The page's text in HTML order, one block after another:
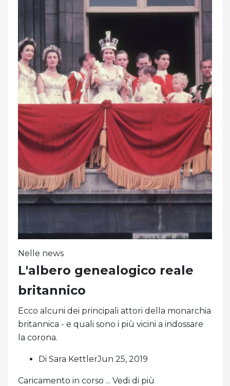
Nelle news
L'albero genealogico reale
britannico
Ecco alcuni dei principali attori della monarchia
britannica - e quali sono i più vicini a indossare
la corona.
Di Sara KettlerJun 25, 2019
Caricamento in corso ... Vedi di più